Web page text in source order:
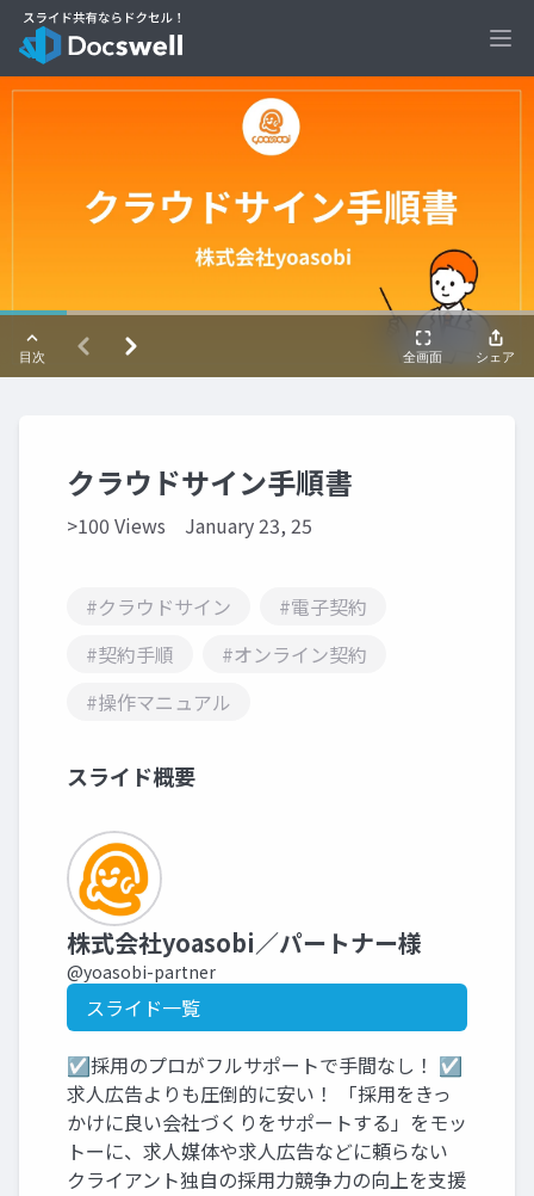
クラウドサイン手順書
>100 Views January 23, 25
#クラウドサイン
#電子契約
#契約手順
#オンライン契約
#操作マニュアル
スライド概要
株式会社yoasobi／パートナー様
@yoasobi-partner
スライド一覧
☑採用のプロがフルサポートで手間なし！ ☑
求人広告よりも圧倒的に安い！ 「採用をきっ
かけに良い会社づくりをサポートする」をモッ
トーに、求人媒体や求人広告などに頼らない
クライアント独自の採用力競争力の向上を支援